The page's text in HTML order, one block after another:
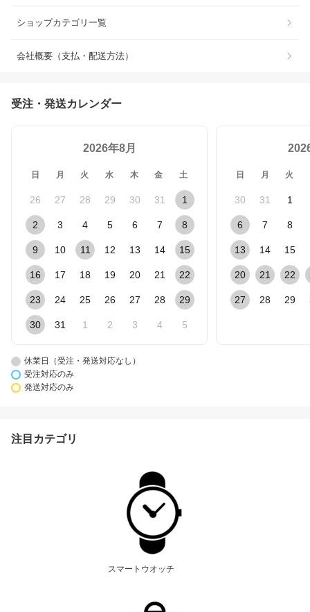
ショップカテゴリ一覧
会社概要（支払・配送方法）
受注・発送カレンダー
2026年8月
日 月 火 水 木 金 土
26 27 28 29 30 31 1
2 3 4 5 6 7 8
9 10 11 12 13 14 15
16 17 18 19 20 21 22
23 24 25 26 27 28 29
30 31 1 2 3 4 5
日 月 火
30 31 1
6 7 8
13 14 15
20 21 22
27 28 29
休業日（受注・発送対応なし）
受注対応のみ
発送対応のみ
注目カテゴリ
スマートウオッチ